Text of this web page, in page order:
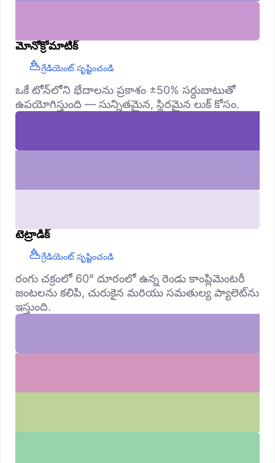
మోనోక్రోమాటిక్
గ్రేడియెంట్ సృష్టించండి
ఒకే టోన్‌లోని భేదాలను ప్రకాశం ±50% సర్దుబాటుతో
ఉపయోగిస్తుంది — సున్నితమైన, స్థిరమైన లుక్ కోసం.
టెట్రాడిక్
గ్రేడియెంట్ సృష్టించండి
రంగు చక్రంలో 60° దూరంలో ఉన్న రెండు కాంప్లిమెంటరీ
జంటలను కలిపి, చురుకైన మరియు సమతుల్య ప్యాలెట్‌ను
ఇస్తుంది.